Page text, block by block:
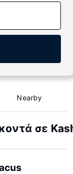
Nearby
σε